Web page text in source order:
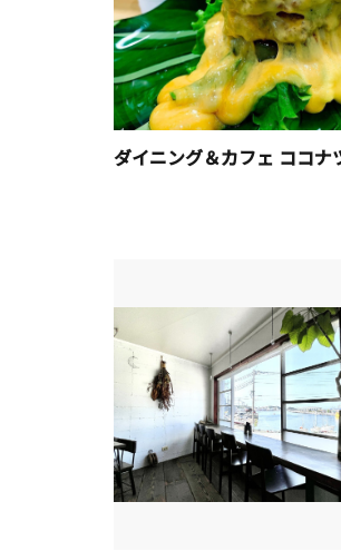
ダイニング＆カフェ ココナ